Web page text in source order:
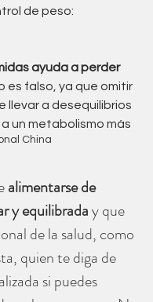
China
de peso:
ayuda a perder
es falso, ya que omitir
llevar a desequilibrios
un metabolismo más
alimentarse de
y equilibrada y que
de la salud, como
quien te diga de
si puedes